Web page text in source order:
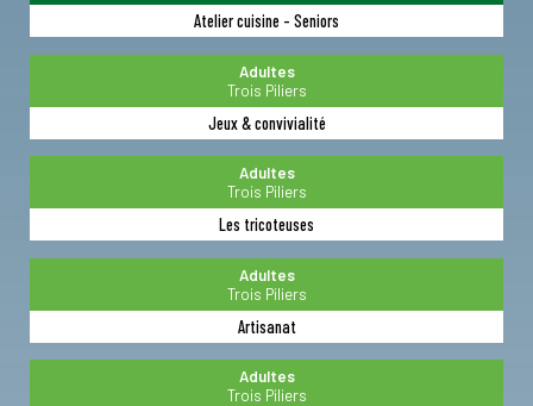
Atelier cuisine - Seniors
Adultes
Trois Piliers
Jeux & convivialité
Adultes
Trois Piliers
Les tricoteuses
Adultes
Trois Piliers
Artisanat
Adultes
Trois Piliers